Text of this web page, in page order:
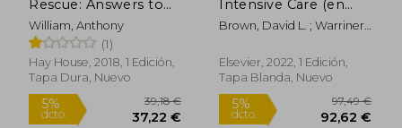
Rescue: Answers to
Eczema, Psoriasis,
Diabetes, Strep, Acne,
Gout, Bloating,
Gallstones, Adrenal
Stress, Fatigue, Fatty
Sibo & Autoimmune
Disease (en Inglés)
William, Anthony
(1)
Hay House, 2018, 1 Edición,
Tapa Dura, Nuevo
Intensive Care (en
Inglés)
Brown, David L. ; Warriner,
Elsevier, 2022, 1 Edición,
Tapa Blanda, Nuevo